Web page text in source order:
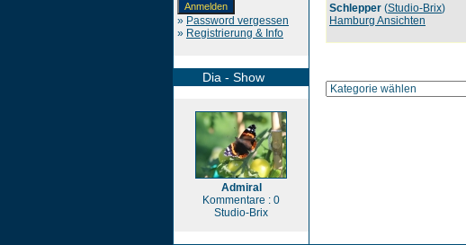
» Password vergessen
» Registrierung & Info
Dia - Show
Admiral
Kommentare : 0
Studio-Brix
Schlepper (Studio-Brix)
Hamburg Ansichten